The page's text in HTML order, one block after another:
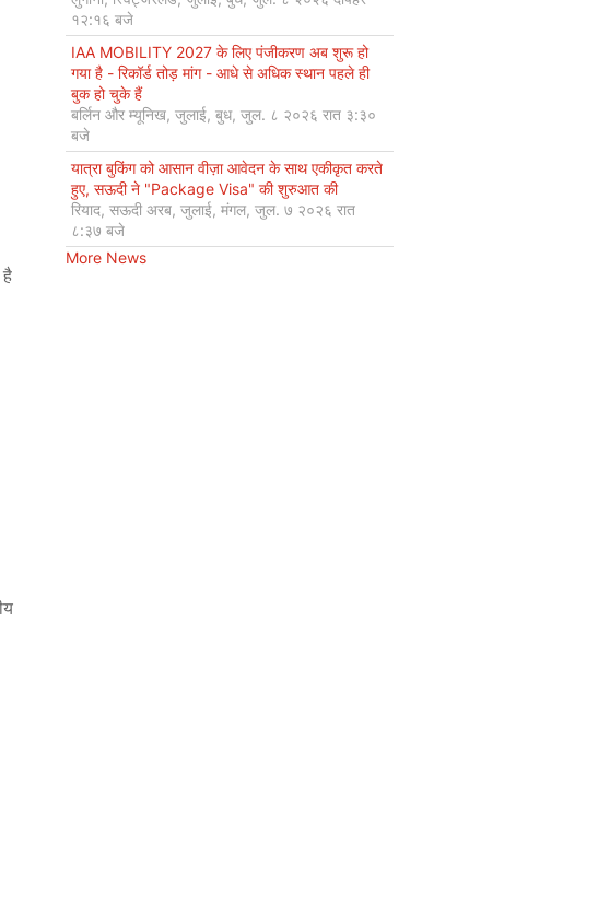
है
१२:१६ बजे
IAA MOBILITY 2027 के लिए पंजीकरण अब शुरू हो
गया है - रिकॉर्ड तोड़ मांग - आधे से अधिक स्थान पहले ही
बुक हो चुके हैं
बर्लिन और म्यूनिख, जुलाई, बुध, जुल. ८ २०२६ रात ३:३०
बजे
यात्रा बुकिंग को आसान वीज़ा आवेदन के साथ एकीकृत करते
हुए, सऊदी ने "Package Visa" की शुरुआत की
रियाद, सऊदी अरब, जुलाई, मंगल, जुल. ७ २०२६ रात
८:३७ बजे
More News